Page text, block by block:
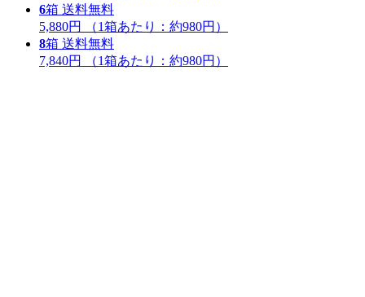
6箱 送料無料
5,880円
（1箱あたり： 約980円 ）
8箱 送料無料
7,840円
（1箱あたり： 約980円 ）